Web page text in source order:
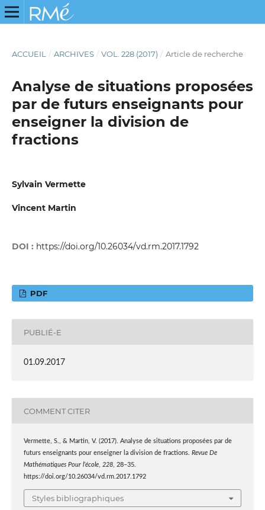
ACCUEIL / ARCHIVES / VOL. 228 (2017) / Article de recherche
Analyse de situations proposées
par de futurs enseignants pour
enseigner la division de
fractions
Sylvain Vermette
Vincent Martin
DOI : https://doi.org/10.26034/vd.rm.2017.1792
PDF
PUBLIÉ-E
01.09.2017
COMMENT CITER
Vermette, S., & Martin, V. (2017). Analyse de situations proposées par de
futurs enseignants pour enseigner la division de fractions. Revue De
Mathématiques Pour l’école, 228, 28–35.
https://doi.org/10.26034/vd.rm.2017.1792
Styles bibliographiques